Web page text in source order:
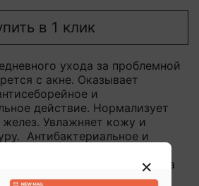
в 1 клик
ухода за проблемной
с акне. Оказывает
и
действие. Нормализует
Увлажняет кожу и
Антибактериальное и
действие. Регулирует
Легкая жидкая текстура